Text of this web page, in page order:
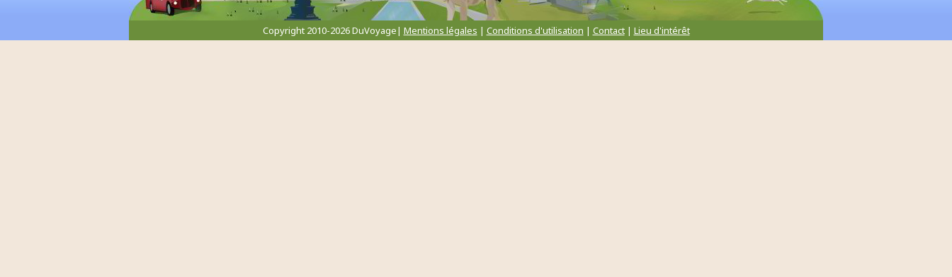
Copyright 2010-2026 DuVoyage| Mentions légales | Conditions d'utilisation | Contact| Lieu d'intérêt